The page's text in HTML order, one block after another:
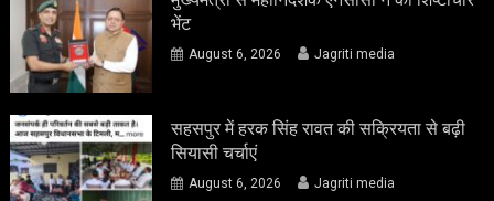
भेंट
August 6, 2026 Jagriti media
सहसपुर में हरक सिंह रावत की सक्रियता से बढ़ी
सियासी चर्चाएं
August 6, 2026 Jagriti media